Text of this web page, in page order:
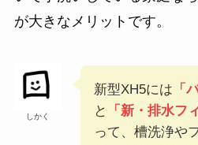
が大きなメリットです。
しかく
新型XH5には 「
と
「新・排水フ
って、槽洗浄や